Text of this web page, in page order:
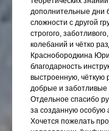
дополнительные дни
сложности с другой
строгого,
колебаний и чётко
Краснобородкина
благодарность
выстроенную, чёткую
добрые и заботливые
Отдельное спасибо
за созданную особую
Хочется пожелать